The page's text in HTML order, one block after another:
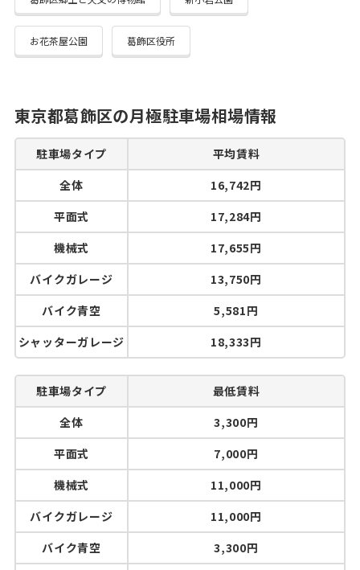
お花茶屋公園 葛飾区役所
東京都葛飾区の月極駐車場相場情報
駐車場タイプ
平均賃料
全体
16,742円
平面式
17,284円
機械式
17,655円
バイクガレージ
13,750円
バイク青空
5,581円
シャッターガレージ
18,333円
駐車場タイプ
最低賃料
全体
3,300円
平面式
7,000円
機械式
11,000円
バイクガレージ
11,000円
バイク青空
3,300円